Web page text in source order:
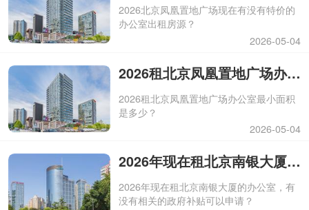
2026北京凤凰置地广场现在有没有特价的
办公室出租房源？
2026-05-04
2026租北京凤凰置地广场办公室最小面积是多少？
2026租北京凤凰置地广场办公室最小面积
是多少？
2026-05-04
2026年现在租北京南银大厦的办公室，有没有相关的政府补贴可以申请？
2026年现在租北京南银大厦的办公室，有
没有相关的政府补贴可以申请？